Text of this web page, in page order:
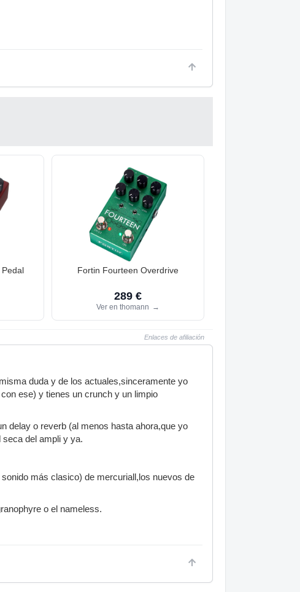
Fortin Fourteen Overdrive
289 €
Ver en thomann →
Enlaces de afiliación
duda y de los actuales,sinceramente yo
ese) y tienes un crunch y un limpio
delay o reverb (al menos hasta ahora,que yo
del ampli y ya.
más clasico) de mercuriall,los nuevos de
o el nameless.